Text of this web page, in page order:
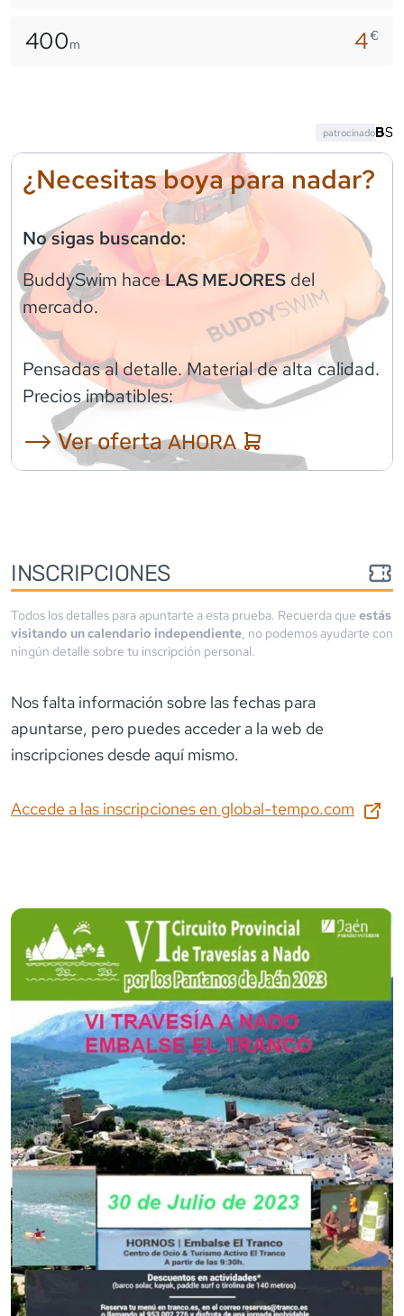
400m 4€
¿Necesitas boya para nadar?
No sigas buscando:
BuddySwim haceLAS MEJORES del
mercado.
Pensadas al detalle. Material de alta calidad.
Precios imbatibles:
⟶ Ver ofertaAHORA
patrocinado
INSCRIPCIONES
Todos los detalles para apuntarte a esta prueba. Recuerda que estás
visitando un calendario independiente, no podemos ayudarte con
ningún detalle sobre tu inscripción personal.
Nos falta información sobre las fechas para
apuntarse, pero puedes acceder a la web de
inscripciones desde aquí mismo.
Accede a las inscripciones en global-tempo.com